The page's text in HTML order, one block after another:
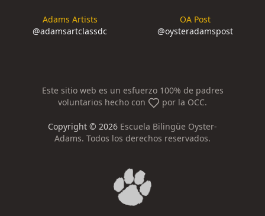
Adams Artists
@adamsartclassdc
OA Post
@oysteradamspost
Este sitio web es un esfuerzo 100% de padres
voluntarios hecho con
por la OCC.
Copyright © 2026 Escuela Bilingüe Oyster-
Adams. Todos los derechos reservados.